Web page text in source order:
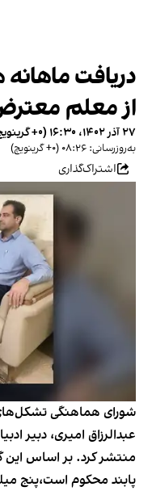
دریافت ماهانه
از معلم
۲۷ آذر ۱۴۰۲، ۱۶:۳۰ (‎+۰ گرینویچ)
به‌روزرسانی: ۰۸:۲۶ (‎+۰ گرینویچ)
اشتراک‌گذاری
شورای هماهنگی
عبدالرزاق امیری، دبیر
منتشر کرد. بر اساس این
پابند محکوم است،پنج